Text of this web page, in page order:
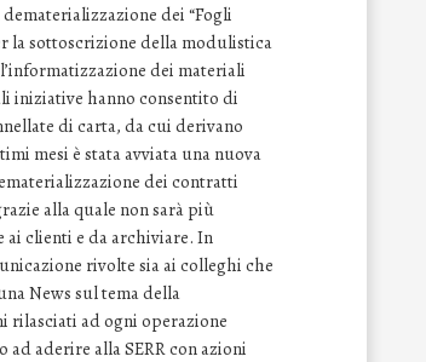
dei “Fogli
la sottoscrizione della modulistica
dei materiali
iniziative hanno consentito di
di carta, da cui derivano
mesi è stata avviata una nuova
dei contratti
alla quale non sarà più
ai clienti e da archiviare. In
rivolte sia ai colleghi che
News sul tema della
rilasciati ad ogni operazione
aderire alla SERR con azioni